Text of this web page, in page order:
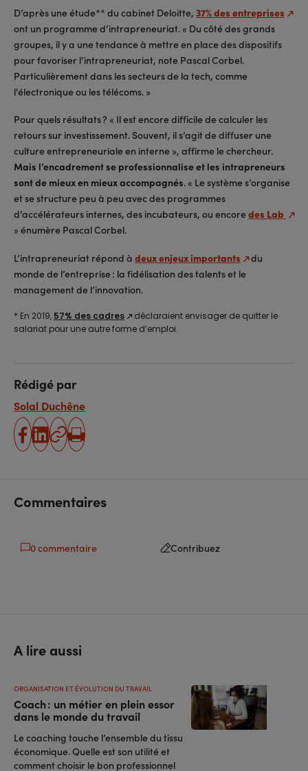
D’après une étude** du cabinet Deloitte, 37% des entreprises
ont un programme d’intrapreneuriat. « Du côté des grands
groupes, il y a une tendance à mettre en place des dispositifs
pour favoriser l’intrapreneuriat, note Pascal Corbel.
Particulièrement dans les secteurs de la tech, comme
l'électronique ou les télécoms. »
Pour quels résultats ? « Il est encore difficile de calculer les
retours sur investissement. Souvent, il s’agit de diffuser une
culture entrepreneuriale en interne », affirme le chercheur.
Mais l’encadrement se professionnalise et les intrapreneurs
sont de mieux en mieux accompagnés. « Le système s’organise
et se structure peu à peu avec des programmes
d’accélérateurs internes, des incubateurs, ou encoredes Lab
» énumère Pascal Corbel.
L’intrapreneuriat répond à deux enjeux importants
du
monde de l’entreprise : la fidélisation des talents et le
management de l’innovation.
* En 2019, 57% des cadres
déclaraient envisager de quitter le
salariat pour une autre forme d’emploi.
Rédigé par
Solal Duchêne
partager
partager
Copier
Imprimer
Commentaires
0 commentaire Contribuez
A lire aussi
Coach : un métier en plein essor
dans le monde du travail
ORGANISATION ET ÉVOLUTION DU TRAVAIL
Le coaching touche l’ensemble du tissu
économique. Quelle est son utilité et
comment choisir le bon professionnel